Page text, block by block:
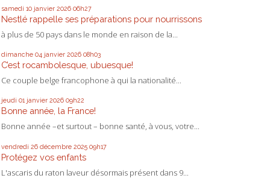
samedi 10 janvier 2026 06h27
Nestlé rappelle ses préparations pour nourrissons
à plus de 50 pays dans le monde en raison de la...
dimanche 04 janvier 2026 08h03
C’est rocambolesque, ubuesque!
Ce couple belge francophone à qui la nationalité...
jeudi 01 janvier 2026 09h22
Bonne année, la France!
Bonne année –et surtout – bonne santé, à vous, votre...
vendredi 26 décembre 2025 09h17
Protégez vos enfants
L'ascaris du raton laveur désormais présent dans 9...